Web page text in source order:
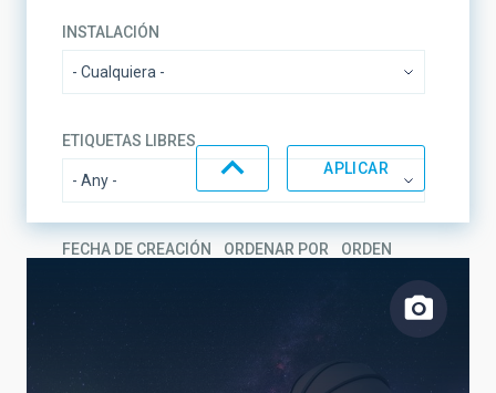
INSTALACIÓN
ETIQUETAS LIBRES
FECHA DE CREACIÓN ORDENAR POR ORDEN